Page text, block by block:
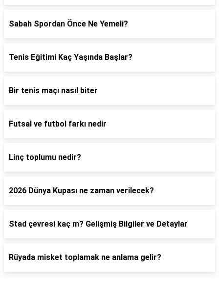
Sabah Spordan Önce Ne Yemeli?
Tenis Eğitimi Kaç Yaşında Başlar?
Bir tenis maçı nasıl biter
Futsal ve futbol farkı nedir
Linç toplumu nedir?
2026 Dünya Kupası ne zaman verilecek?
Stad çevresi kaç m? Gelişmiş Bilgiler ve Detaylar
Rüyada misket toplamak ne anlama gelir?